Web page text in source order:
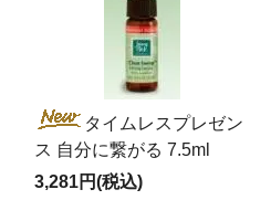
タイムレスプレゼン
ス 自分に繋がる 7.5ml
3,281円(税込)